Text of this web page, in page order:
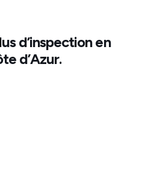
d’inspection en
d’Azur.